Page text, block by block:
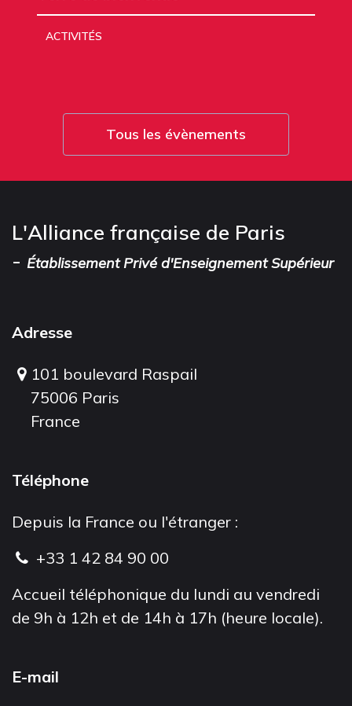
ACTIVITÉS
Tous les évènements
L'Alliance française de Paris
- Établissement Privé d'Enseignement Supérieur
Adresse
101 boulevard Raspail
75006 Paris
France
Téléphone
Depuis la France ou l'étranger :
+33 1 42 84 90 00
Accueil téléphonique du lundi au vendredi
de 9h à 12h et de 14h à 17h (heure locale).
E-mail